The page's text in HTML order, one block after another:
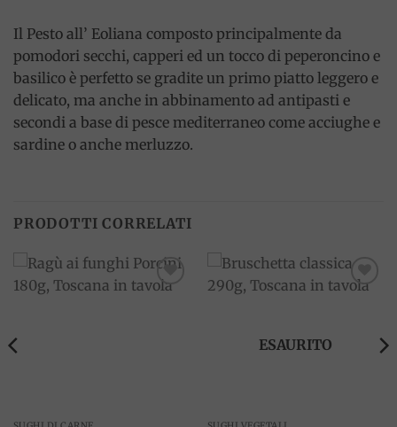
Il Pesto all’ Eoliana composto principalmente da
pomodori secchi, capperi ed un tocco di peperoncino e
basilico è perfetto se gradite un primo piatto leggero e
delicato, ma anche in abbinamento ad antipasti e
secondi a base di pesce mediterraneo come acciughe e
sardine o anche merluzzo.
PRODOTTI CORRELATI
ESAURITO